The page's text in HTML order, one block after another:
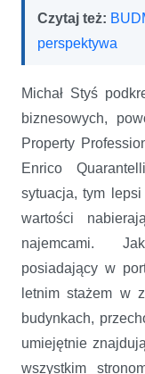
Czytaj też:
perspektywa
Michał Styś
biznesowych,
Property
Enrico
sytuacja, tym
wartości
najemcami.
posiadający w
letnim stażem w
budynkach,
umiejętnie
wszystkim